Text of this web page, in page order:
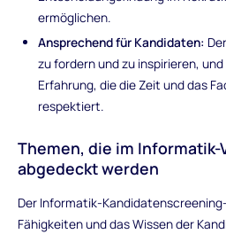
ermöglichen.
Ansprechend für Kandidaten:
zu fordern und zu inspirieren,
Erfahrung, die die Zeit und das
respektiert.
Themen, die im
abgedeckt werden
Der Informatik-
Fähigkeiten und das Wissen der